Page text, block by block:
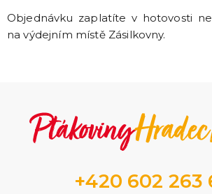
Objednávku zaplatíte v hotovosti
na výdejním místě Zásilkovny.
+420 602 263